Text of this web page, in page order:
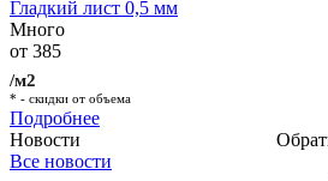
Гладкий лист 0,5 мм
Много
от 385
/м2
* - скидки от объема
Подробнее
Новости
Все новости